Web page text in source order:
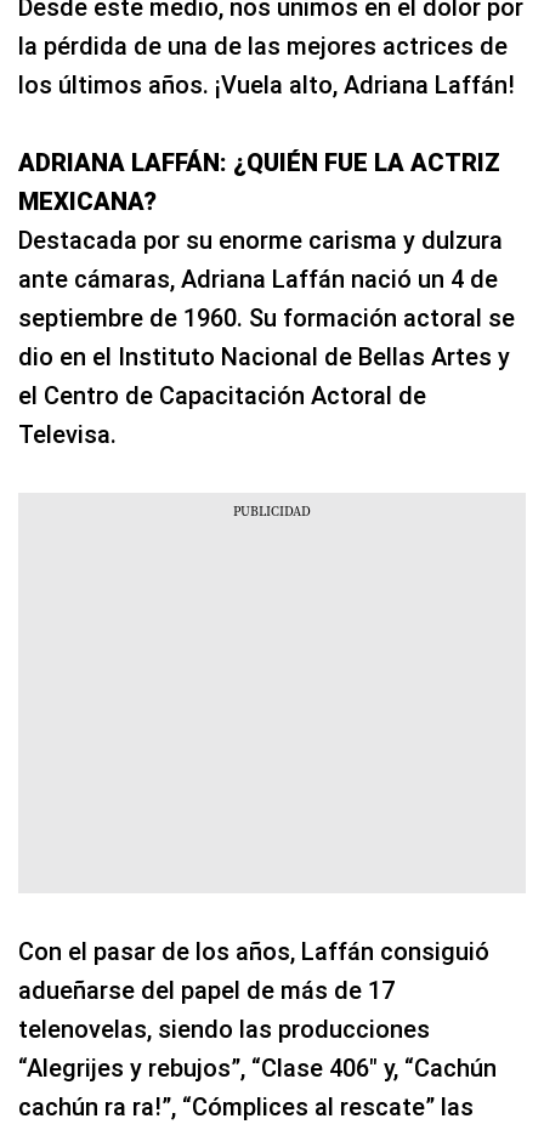
Desde este medio, nos unimos en el dolor por
la pérdida de una de las mejores actrices de
los últimos años. ¡Vuela alto, Adriana Laffán!
ADRIANA LAFFÁN: ¿QUIÉN FUE LA ACTRIZ
MEXICANA?
Destacada por su enorme carisma y dulzura
ante cámaras, Adriana Laffán nació un 4 de
septiembre de 1960. Su formación actoral se
dio en el Instituto Nacional de Bellas Artes y
el Centro de Capacitación Actoral de
Televisa.
Con el pasar de los años, Laffán consiguió
adueñarse del papel de más de 17
telenovelas, siendo las producciones
“Alegrijes y rebujos”, “Clase 406″ y, “Cachún
cachún ra ra!”, “Cómplices al rescate” las